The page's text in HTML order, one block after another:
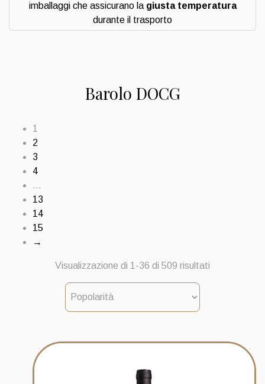
imballaggi che assicurano la giusta temperatura
durante il trasporto
Barolo DOCG
1
2
3
4
…
13
14
15
→
Visualizzazione di 1-36 di 509 risultati